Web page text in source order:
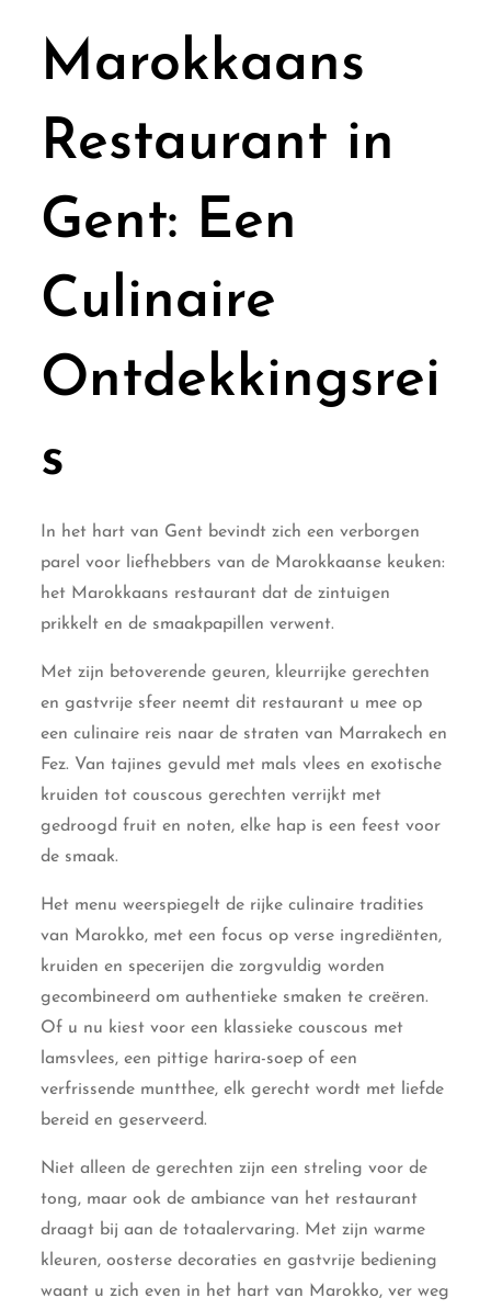
Marokkaans
Restaurant in
Gent: Een
Culinaire
Ontdekkingsrei
s
In het hart van Gent bevindt zich een verborgen
parel voor liefhebbers van de Marokkaanse keuken:
het Marokkaans restaurant dat de zintuigen
prikkelt en de smaakpapillen verwent.
Met zijn betoverende geuren, kleurrijke gerechten
en gastvrije sfeer neemt dit restaurant u mee op
een culinaire reis naar de straten van Marrakech en
Fez. Van tajines gevuld met mals vlees en exotische
kruiden tot couscous gerechten verrijkt met
gedroogd fruit en noten, elke hap is een feest voor
de smaak.
Het menu weerspiegelt de rijke culinaire tradities
van Marokko, met een focus op verse ingrediënten,
kruiden en specerijen die zorgvuldig worden
gecombineerd om authentieke smaken te creëren.
Of u nu kiest voor een klassieke couscous met
lamsvlees, een pittige harira-soep of een
verfrissende muntthee, elk gerecht wordt met liefde
bereid en geserveerd.
Niet alleen de gerechten zijn een streling voor de
tong, maar ook de ambiance van het restaurant
draagt bij aan de totaalervaring. Met zijn warme
kleuren, oosterse decoraties en gastvrije bediening
waant u zich even in het hart van Marokko, ver weg